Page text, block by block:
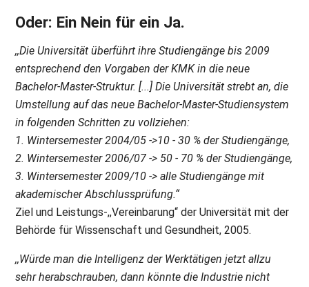
Oder: Ein Nein für ein Ja.
,,Die Universität überführt ihre Studiengänge bis 2009
entsprechend den Vorgaben der KMK in die neue
Bachelor-Master-Struktur. [...] Die Universität strebt an, die
Umstellung auf das neue Bachelor-Master-Studiensystem
in folgenden Schritten zu vollziehen:
1. Wintersemester 2004/05 ->10 - 30 % der Studiengänge,
2. Wintersemester 2006/07 -> 50 - 70 % der Studiengänge,
3. Wintersemester 2009/10 -> alle Studiengänge mit
akademischer Abschlussprüfung.“
Ziel und Leistungs-,,Vereinbarung“ der Universität mit der
Behörde für Wissenschaft und Gesundheit, 2005.
,,Würde man die Intelligenz der Werktätigen jetzt allzu
sehr herabschrauben, dann könnte die Industrie nicht